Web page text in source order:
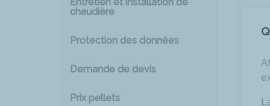
chaudière
Protection des données
Demande de devis
Prix pellets